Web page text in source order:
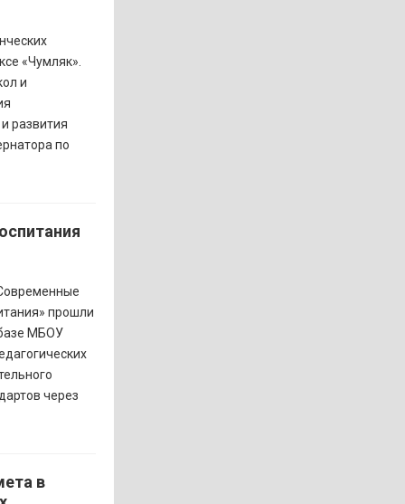
«Чумляк».
и
развития
по
прошли
МБОУ
через
в